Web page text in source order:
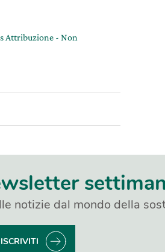
Attribuzione - Non
notizie dal mondo della
ISCRIVITI